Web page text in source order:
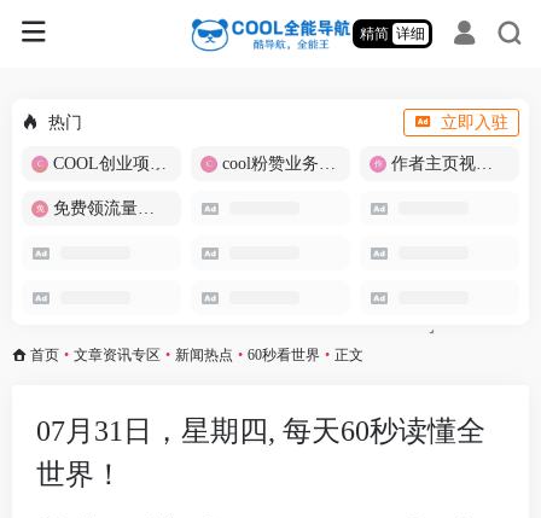
精简 详细
热门 立即入驻
COOL创业项目商城 cool粉赞业务商城【爆粉引流】 作者主页视频批量提取
免费领流量卡-包邮
首页 • 文章资讯专区 • 新闻热点 • 60秒看世界 • 正文
07月31日，星期四, 每天60秒读懂全
世界！